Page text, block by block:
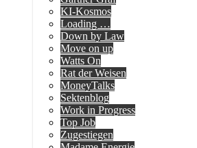
KI-Kosmos
Loading …
Down by Law
Move on up
Watts On
Rat der Weisen
MoneyTalks
Sektenblog
Work in Progress
Top Job
Zugestiegen